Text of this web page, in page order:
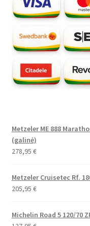
Metzeler ME 888
(galinė)
278,95 €
Metzeler Cruisetec Rf.
205,95 €
Michelin Road 5 120/70